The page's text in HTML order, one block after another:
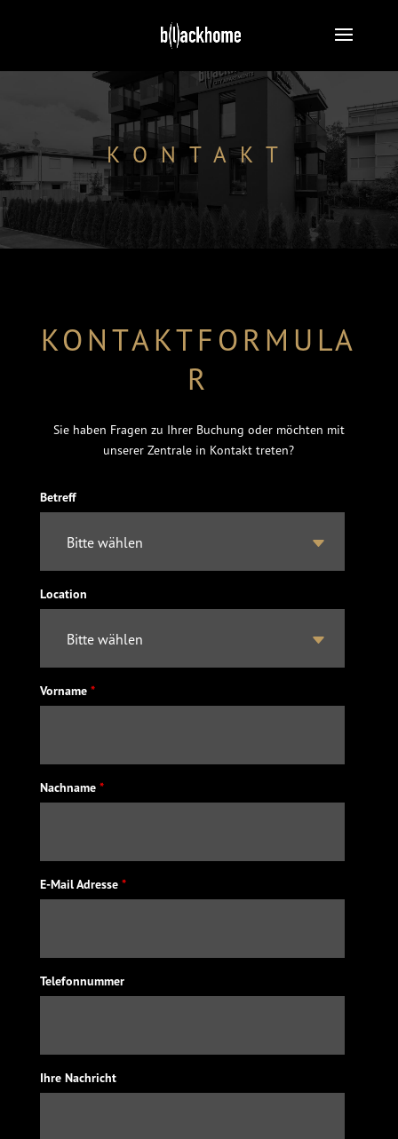
KONTAKT
KONTAKTFORMULA
R
Sie haben Fragen zu Ihrer Buchung oder möchten mit
unserer Zentrale in Kontakt treten?
Betreff
Location
Vorname *
Nachname *
E-Mail Adresse *
Telefonnummer
Ihre Nachricht